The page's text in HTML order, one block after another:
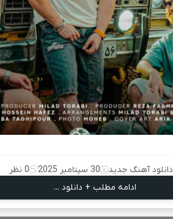
دانلود آهنگ جدید 30 سپتامبر 2025
0 نظر
ادامه مطلب + دانلود ...